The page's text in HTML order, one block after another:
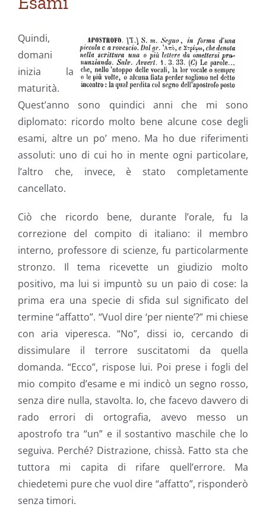
Quindi,
domani
inizia la
maturità.
Quest’anno sono quindici anni che mi sono
diplomato: ricordo molto bene alcune cose degli
esami, altre un po’ meno. Ma ho due riferimenti
assoluti: uno di cui ho in mente ogni particolare,
l’altro che, invece, è stato completamente
cancellato.
Ciò che ricordo bene, durante l’orale, fu la
correzione del compito di italiano: il membro
interno, professore di scienze, fu particolarmente
stronzo. Il tema ricevette un giudizio molto
positivo, ma lui si impuntò su un paio di cose: la
prima era una specie di sfida sul significato del
termine “affatto”. “Vuol dire ‘per niente’?” mi chiese
con aria viperesca. “No”, dissi io, cercando di
dissimulare il terrore suscitatomi da quella
domanda. “Ecco”, rispose lui. Poi prese i fogli del
mio compito d’esame e mi indicò un segno rosso,
senza dire nulla, stavolta. Io, che facevo davvero di
rado errori di ortografia, avevo messo un
apostrofo tra “un” e il sostantivo maschile che lo
seguiva. Perché? Distrazione, chissà. Fatto sta che
tuttora mi capita di rifare quell’errore. Ma
chiedetemi pure che vuol dire “affatto”, risponderò
senza timori.